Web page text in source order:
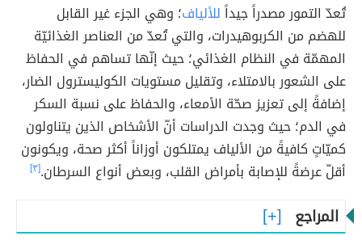
تُعدّ التمور مصدراً جيداًللألياف؛ وهي الجزء غير القابل
للهضم من الكربوهيدرات، والتي تُعدّ من العناصر الغذائيّة
المهمّة في النظام الغذائي؛ حيث إنّها تساهم في الحفاظ
على الشعور بالامتلاء، وتقليل مستويات الكوليسترول الضار،
إضافةً إلى تعزيز صحّة الأمعاء، والحفاظ على نسبة السكر
في الدم؛ حيث وجدت الدراسات أنّ الأشخاص الذين يتناولون
كميّاتٍ كافيةً من الألياف يمتلكون أوزاناً أكثر صحة، ويكونون
أقلّ عرضةً للإصابة بأمراض القلب، وبعض أنواع السرطان.[٣]
المراجع